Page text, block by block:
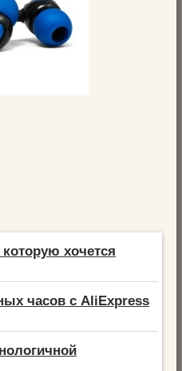
хочется
часов с AliExpress